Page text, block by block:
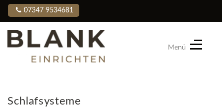
07347 9534681
Menü
Schlafsysteme